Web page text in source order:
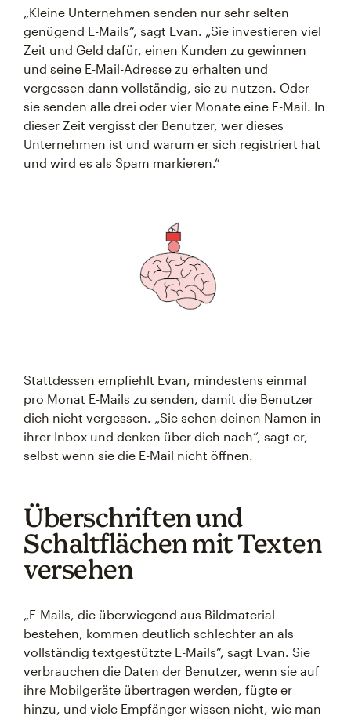
„Kleine Unternehmen senden nur sehr selten
genügend E-Mails“, sagt Evan. „Sie investieren viel
Zeit und Geld dafür, einen Kunden zu gewinnen
und seine E-Mail-Adresse zu erhalten und
vergessen dann vollständig, sie zu nutzen. Oder
sie senden alle drei oder vier Monate eine E-Mail. In
dieser Zeit vergisst der Benutzer, wer dieses
Unternehmen ist und warum er sich registriert hat
und wird es als Spam markieren.“
Stattdessen empfiehlt Evan, mindestens einmal
pro Monat E-Mails zu senden, damit die Benutzer
dich nicht vergessen. „Sie sehen deinen Namen in
ihrer Inbox und denken über dich nach“, sagt er,
selbst wenn sie die E-Mail nicht öffnen.
Überschriften und
Schaltflächen mit Texten
versehen
„E-Mails, die überwiegend aus Bildmaterial
bestehen, kommen deutlich schlechter an als
vollständig textgestützte E-Mails“, sagt Evan. Sie
verbrauchen die Daten der Benutzer, wenn sie auf
ihre Mobilgeräte übertragen werden, fügte er
hinzu, und viele Empfänger wissen nicht, wie man